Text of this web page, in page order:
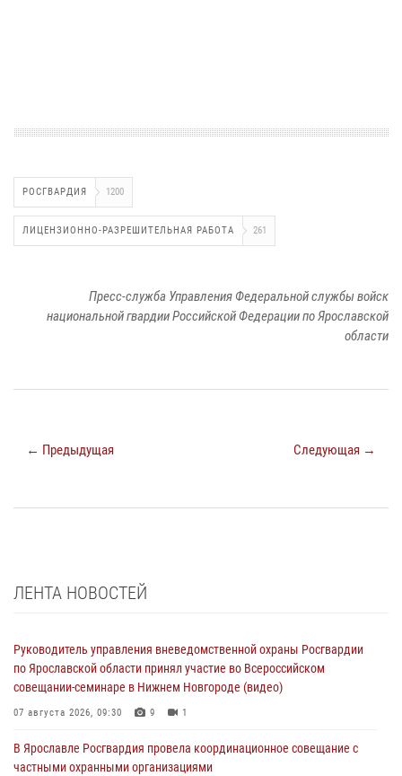
РОСГВАРДИЯ 1200
ЛИЦЕНЗИОННО-РАЗРЕШИТЕЛЬНАЯ РАБОТА 261
Пресс-служба Управления Федеральной службы войск
национальной гвардии Российской Федерации по Ярославской
области
← Предыдущая Следующая →
ЛЕНТА НОВОСТЕЙ
Руководитель управления вневедомственной охраны Росгвардии
по Ярославской области принял участие во Всероссийском
совещании-семинаре в Нижнем Новгороде (видео)
07 августа 2026, 09:30 9 1
В Ярославле Росгвардия провела координационное совещание с
частными охранными организациями